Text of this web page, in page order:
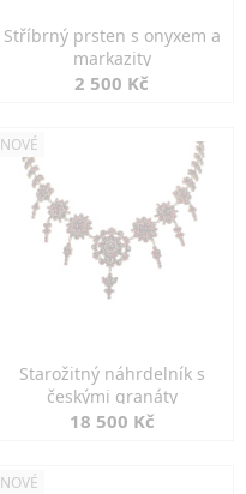
Stříbrný prsten s onyxem a
markazity
2 500 Kč
NOVÉ
Starožitný náhrdelník s
českými granáty
18 500 Kč
NOVÉ